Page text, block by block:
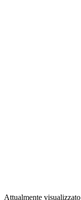
Attualmente visualizzato